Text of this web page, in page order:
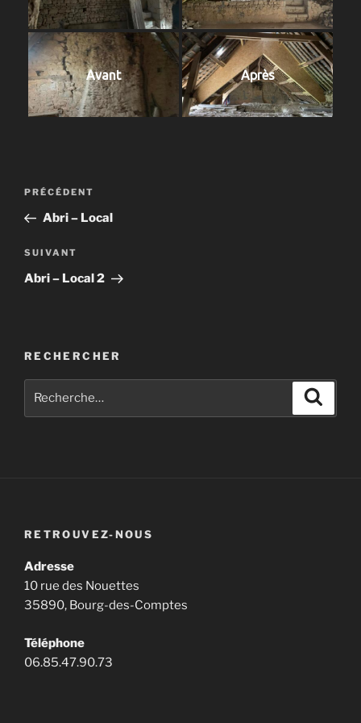
Avant Après
Navigation
l’article
Article
précédent
PRÉCÉDENT
Abri – Local
Article
suivant
SUIVANT
Abri – Local 2
RECHERCHER
RETROUVEZ-NOUS
Adresse
10 rue des Nouettes
35890, Bourg-des-Comptes
Téléphone
06.85.47.90.73